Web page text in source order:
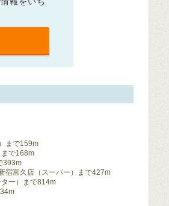
まで159m
で168m
393m
宿富久店（スーパー）まで427m
ー）まで814m